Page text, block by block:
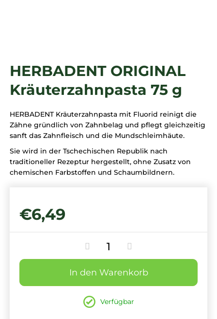
HERBADENT ORIGINAL
Kräuterzahnpasta 75 g
HERBADENT Kräuterzahnpasta mit Fluorid reinigt die
Zähne gründlich von Zahnbelag und pflegt gleichzeitig
sanft das Zahnfleisch und die Mundschleimhäute.
Sie wird in der Tschechischen Republik nach
traditioneller Rezeptur hergestellt, ohne Zusatz von
chemischen Farbstoffen und Schaumbildnern.
€6,49
In den Warenkorb
Verfügbar